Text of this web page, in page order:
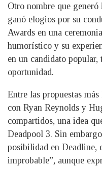
Otro nombre que
ganó elogios por su
Awards en una
humorístico y su
en un candidato
oportunidad.
Entre las propuestas
con Ryan Reynolds y
compartidos, una idea
Deadpool 3. Sin
posibilidad en Deadline,
improbable”, aunque